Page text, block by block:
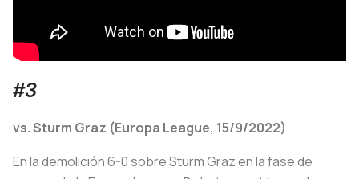
#3
vs. Sturm Graz (Europa League, 15/9/2022)
En la demolición 6-0 sobre Sturm Graz en la fase de